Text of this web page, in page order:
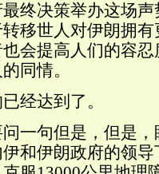
终决策举办这场
移世人对伊朗拥
会提高人们的容
同情。
经达到了。
一句但是，但是
和伊朗政府的领